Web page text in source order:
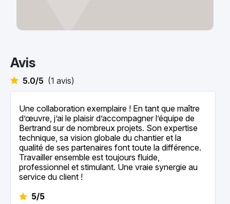
Avis
5.0/5 (1 avis)
Une collaboration exemplaire ! En tant que maître
d’œuvre, j’ai le plaisir d’accompagner l’équipe de
Bertrand sur de nombreux projets. Son expertise
technique, sa vision globale du chantier et la
qualité de ses partenaires font toute la différence.
Travailler ensemble est toujours fluide,
professionnel et stimulant. Une vraie synergie au
service du client !
5/5